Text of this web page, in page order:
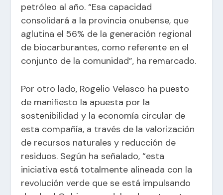
petróleo al año. “Esa capacidad
consolidará a la provincia onubense, que
aglutina el 56% de la generación regional
de biocarburantes, como referente en el
conjunto de la comunidad”, ha remarcado.
Por otro lado, Rogelio Velasco ha puesto
de manifiesto la apuesta por la
sostenibilidad y la economía circular de
esta compañía, a través de la valorización
de recursos naturales y reducción de
residuos. Según ha señalado, “esta
iniciativa está totalmente alineada con la
revolución verde que se está impulsando